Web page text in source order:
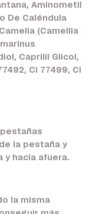
Aminometil
De Caléndula
(Camellia
Caprilil Glicol,
Ci 77499, Ci
la pestaña y
y hacia afuera.
la misma